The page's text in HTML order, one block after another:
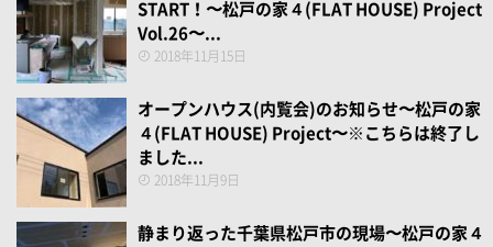
START！〜松戸の家４(FLAT HOUSE) Project
Vol.26〜...
2018年11月15日
オープンハウス(内覧会)のお知らせ〜松戸の家
４(FLAT HOUSE) Project〜※こちらは終了し
ました...
2018年11月9日
静まり返った千葉県松戸市の現場〜松戸の家４